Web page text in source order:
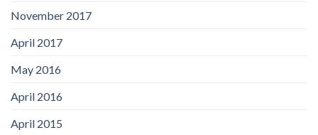
November 2017
April 2017
May 2016
April 2016
April 2015